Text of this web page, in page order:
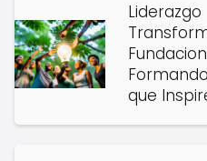
Liderazgo
que